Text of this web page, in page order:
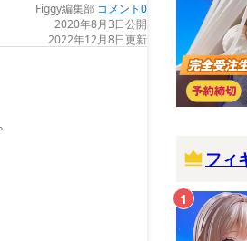
Figgy編集部 コメント0
2020年8月3日公開
2022年12月8日更新
フィ
1